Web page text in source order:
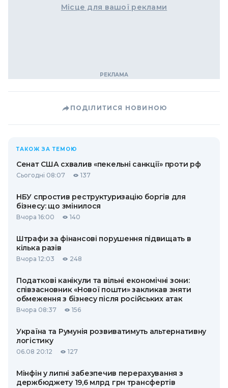
Місце для вашої реклами
ПОДІЛИТИСЯ НОВИНОЮ
ТАКОЖ ЗА ТЕМОЮ
Сенат США схвалив «пекельні санкції» проти рф
Сьогодні 08:07 137
НБУ спростив реструктуризацію боргів для
бізнесу: що змінилося
Вчора 16:00 140
Штрафи за фінансові порушення підвищать в
кілька разів
Вчора 12:03 248
Податкові канікули та вільні економічні зони:
співзасновник «Нової пошти» закликав зняти
обмеження з бізнесу після російських атак
Вчора 08:37 156
Україна та Румунія розвиватимуть альтернативну
логістику
06.08 20:12 127
Мінфін у липні забезпечив перерахування з
держбюджету 19,6 млрд грн трансфертів